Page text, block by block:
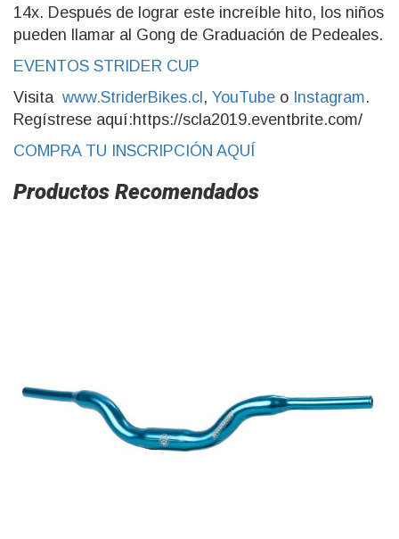
14x. Después de lograr este increíble hito, los niños
pueden llamar al Gong de Graduación de Pedeales.
EVENTOS STRIDER CUP
Visita www.StriderBikes.cl , YouTube o Instagram.
Regístrese aquí:https://scla2019.eventbrite.com/
COMPRA TU INSCRIPCIÓN AQUÍ
Productos Recomendados